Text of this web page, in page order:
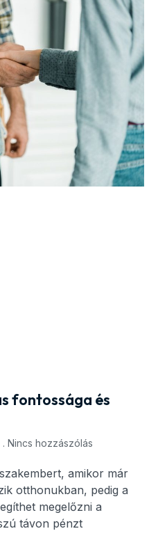
fontossága és
Nincs hozzászólás
amikor már
otthonukban, pedig a
megelőzni a
távon pénzt